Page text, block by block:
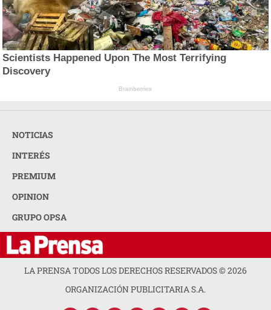
Scientists Happened Upon The Most Terrifying
Discovery
Brainberries
NOTICIAS
INTERÉS
PREMIUM
OPINION
GRUPO OPSA
LA PRENSA TODOS LOS DERECHOS RESERVADOS ©2026
ORGANIZACIÓN PUBLICITARIA S.A.